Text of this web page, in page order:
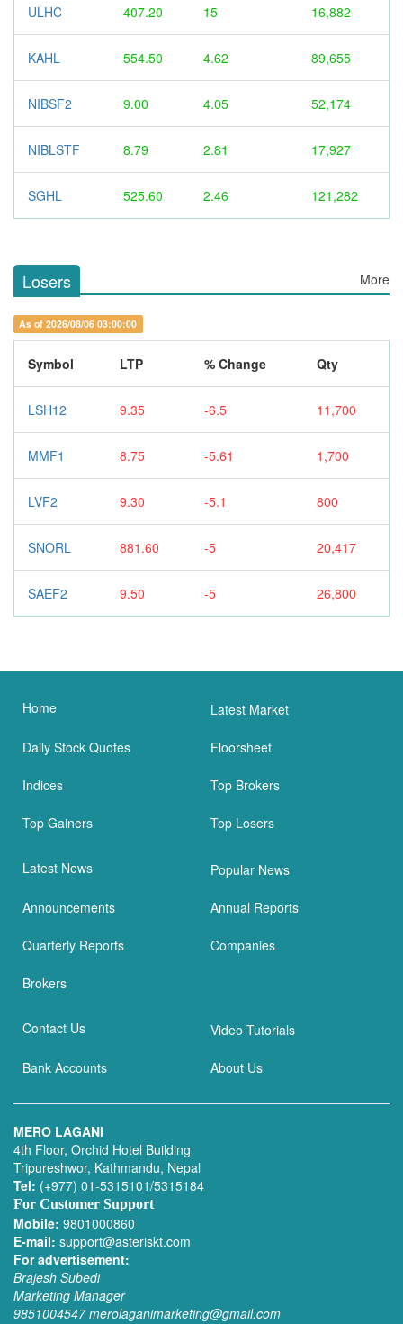
ULHC 407.20 15 16,882
KAHL 554.50 4.62 89,655
NIBSF2 9.00 4.05 52,174
NIBLSTF 8.79 2.81 17,927
SGHL 525.60 2.46 121,282
Losers More
As of 2026/08/06 03:00:00
Symbol LTP % Change Qty
LSH12 9.35 -6.5 11,700
MMF1 8.75 -5.61 1,700
LVF2 9.30 -5.1 800
SNORL 881.60 -5 20,417
SAEF2 9.50 -5 26,800
Home Latest Market
Daily Stock Quotes Floorsheet
Indices Top Brokers
Top Gainers Top Losers
Latest News Popular News
Announcements Annual Reports
Quarterly Reports Companies
Brokers
Contact Us Video Tutorials
Bank Accounts About Us
MERO LAGANI
4th Floor, Orchid Hotel Building
Tripureshwor, Kathmandu, Nepal
Tel: (+977) 01-5315101/5315184
For Customer Support
Mobile: 9801000860
E-mail: support@asteriskt.com
For advertisement:
Brajesh Subedi
Marketing Manager
9851004547 merolaganimarketing@gmail.com